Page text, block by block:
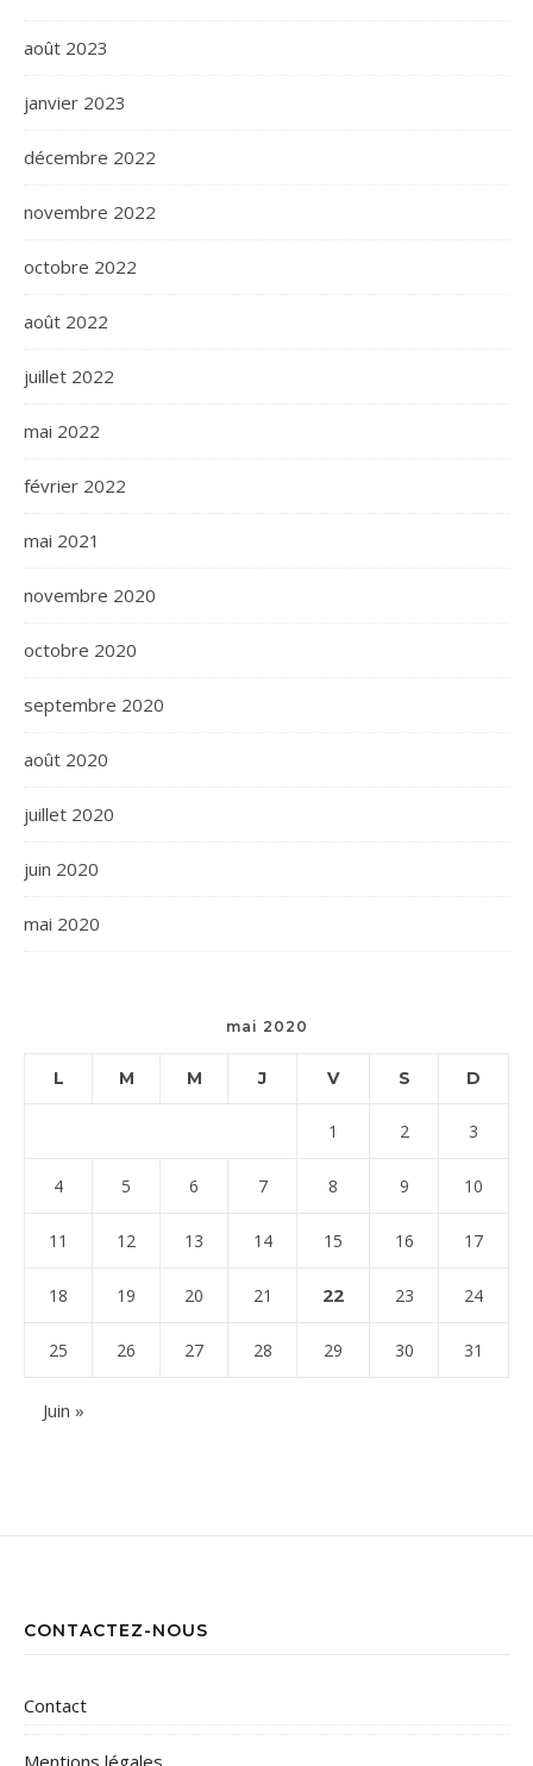
août 2023
janvier 2023
décembre 2022
novembre 2022
octobre 2022
août 2022
juillet 2022
mai 2022
février 2022
mai 2021
novembre 2020
octobre 2020
septembre 2020
août 2020
juillet 2020
juin 2020
mai 2020
mai 2020
L M M J V S D
1 2 3
4 5 6 7 8 9 10
11 12 13 14 15 16 17
18 19 20 21 22 23 24
25 26 27 28 29 30 31
Juin »
CONTACTEZ-NOUS
Contact